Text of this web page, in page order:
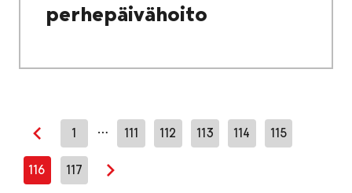
perhepäivähoito
Edellinen sivu
1 … 111 112 113 114 115
116 117